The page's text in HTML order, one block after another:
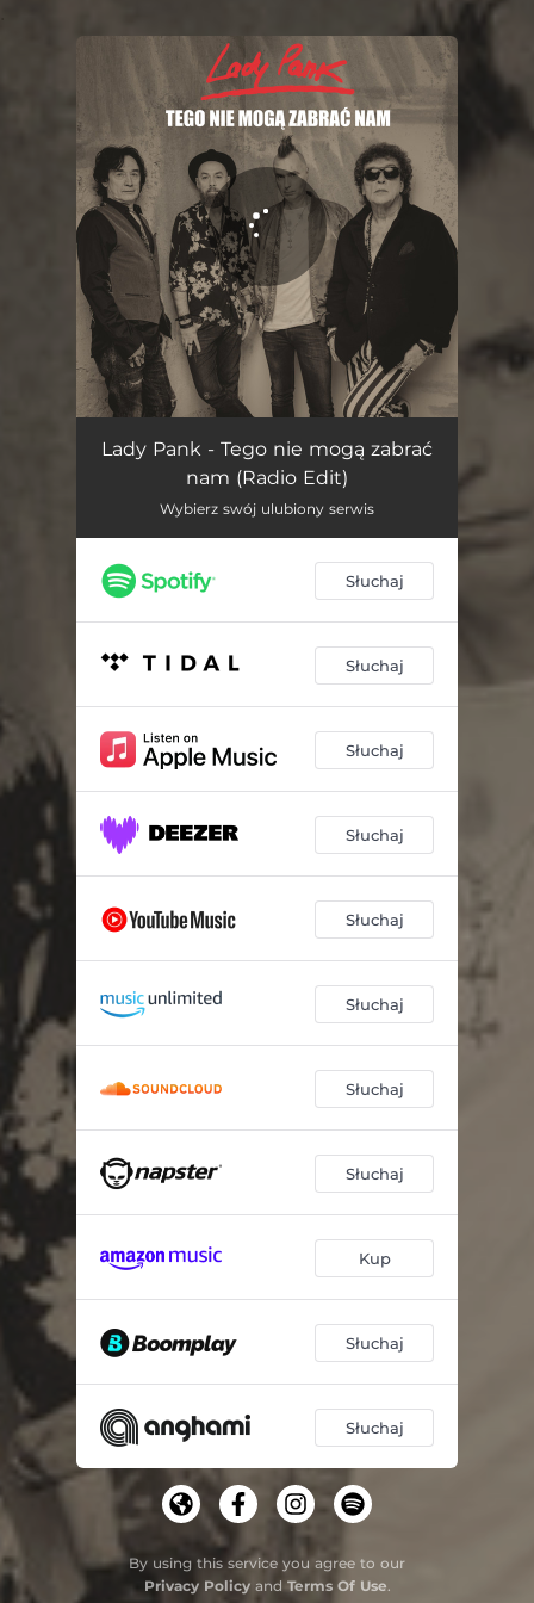
You're all set!
Tego nie mogą zabrać nam (Radio Edit) 02:46
Lady Pank - Tego nie mogą zabrać
nam (Radio Edit)
Wybierz swój ulubiony serwis
Słuchaj
Słuchaj
Słuchaj
Słuchaj
Słuchaj
Słuchaj
Słuchaj
Słuchaj
Kup
Słuchaj
Słuchaj
By using this service you agree to our
Privacy Policyand Terms Of Use.